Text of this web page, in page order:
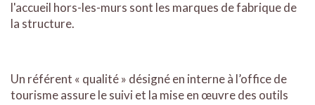
l'accueil hors-les-murs sont les marques de fabrique de
la structure.
Un référent « qualité » désigné en interne à l’office de
tourisme assure le suivi et la mise en œuvre des outils